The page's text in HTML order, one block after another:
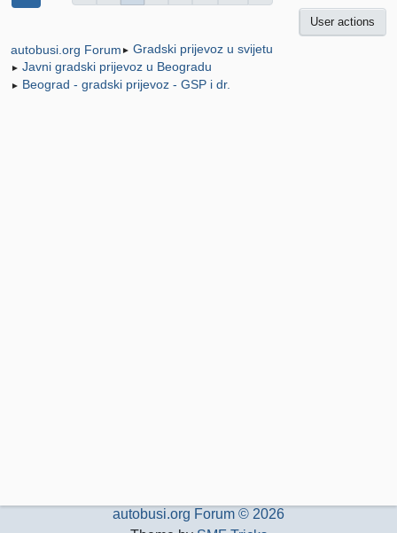
User actions
autobusi.org Forum ► Gradski prijevoz u svijetu
► Javni gradski prijevoz u Beogradu
► Beograd - gradski prijevoz - GSP i dr.
autobusi.org Forum © 2026